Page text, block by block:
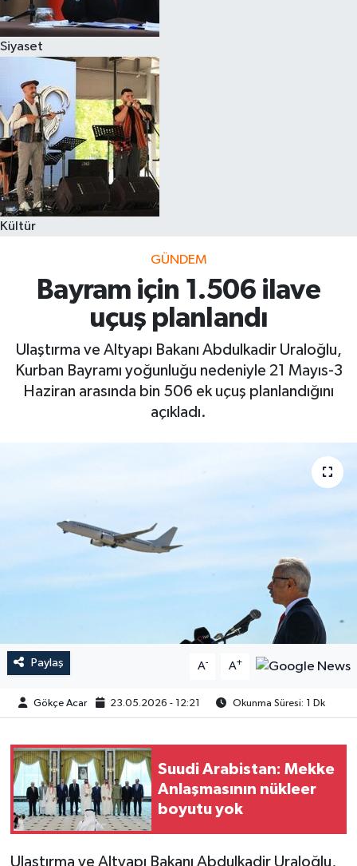
Siyaset
Kültür
GÜNDEM
Bayram için 1.506 ilave
uçuş planlandı
Ulaştırma ve Altyapı Bakanı Abdulkadir Uraloğlu,
Kurban Bayramı yoğunluğu nedeniyle 21 Mayıs-3
Haziran arasında bin 506 ek uçuş planlandığını
açıkladı.
Paylaş A- A+
Gökçe Acar 23.05.2026 - 12:21 Okunma Süresi: 1 Dk
Suudi Arabistan: Mekke
Anlaşmasının nükleer
boyutu yok
Ulaştırma ve Altyapı Bakanı Abdulkadir Uraloğlu,